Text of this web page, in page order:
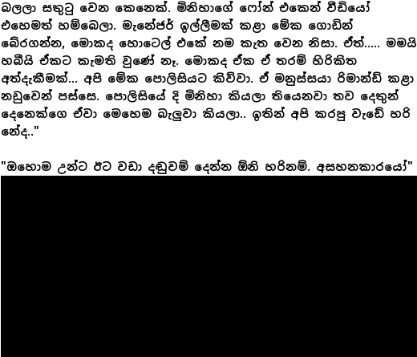
බලලා සතුටු වෙන කෙනෙක්. මිනිහාගේ ෆෝන් එකෙන් වීඩියෝ
එහෙමත් හම්බෙලා. මැනේජර් ඉල්ලීමක් කළා මේක ගොඩින්
බේරගන්න, මොකද හොටෙල් එකේ නම කැත වෙන නිසා. ඒත්..... මමයි
හබීයි ඒකට කැමති වුණේ නෑ. මොකද ඒක ඒ තරම් හිරිකිත
අත්දැකීමක්... අපි මේක පොලිසියට කිව්වා. ඒ මනුස්සයා රිමාන්ඩ් කළා
නඩුවෙන් පස්සෙ. පොලිසියේ දි මිනිහා කියලා තියෙනවා තව දෙතුන්
දෙනෙක්ගෙ ඒවා මෙහෙම බැලුවා කියලා.. ඉතින් අපි කරපු වැඩේ හරි
නේද.."
"ඔහොම උන්ට ඊට වඩා දඬුවම් දෙන්න ඕනි හරිනම්. අසහනකාරයෝ"